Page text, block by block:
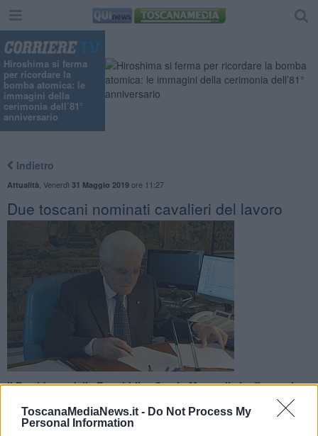
ToscanaMediaNews.it - Do Not Process My
Personal Information
Hiroshima si ferma
per ricordare la
bomba atomica: le
immagini della
cerimonia dell’81°
anniversario
Indietro
Attualità Venerdì 31 Maggio 2019ore 11:27
Due toscani nominati cavalieri del lavoro
Il Presidente della Repubblica Sergio Mattarella ha firmato la
nomina di 25 nuovi cavalieri del lavoro. Due sono imprenditori
fiorentini